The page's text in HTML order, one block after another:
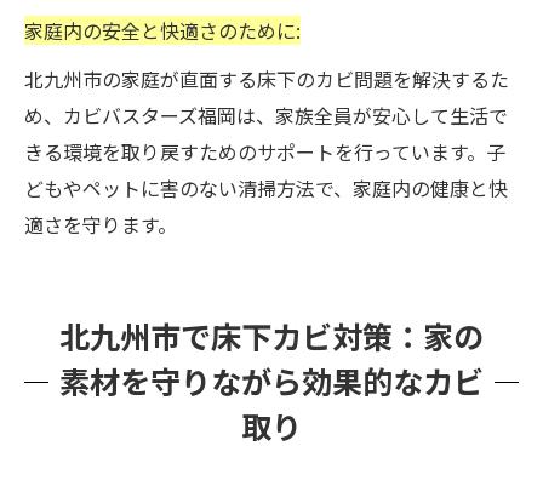
家庭内の安全と快適さのために:
北九州市の家庭が直面する床下のカビ問題を解決するた
め、カビバスターズ福岡は、家族全員が安心して生活で
きる環境を取り戻すためのサポートを行っています。子
どもやペットに害のない清掃方法で、家庭内の健康と快
適さを守ります。
北九州市で床下カビ対策：家の
素材を守りながら効果的なカビ
取り